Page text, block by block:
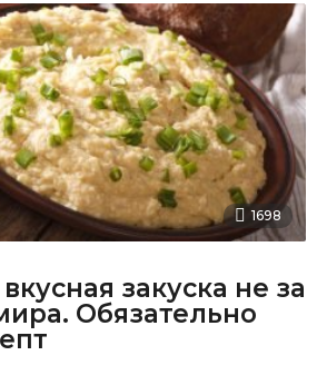
1698
закуска не за
Обязательно